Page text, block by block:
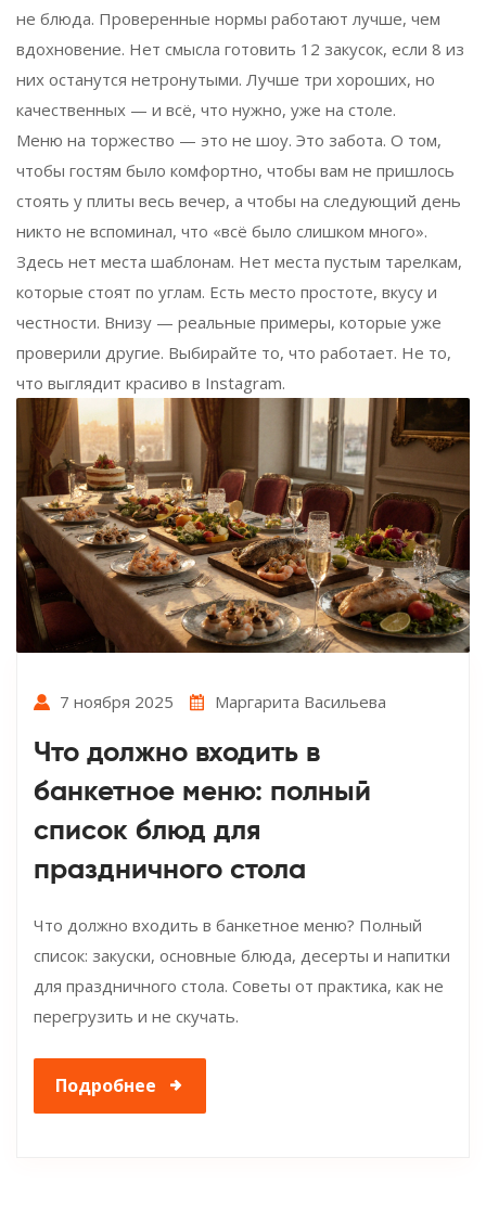
не блюда. Проверенные нормы работают лучше, чем
вдохновение. Нет смысла готовить 12 закусок, если 8 из
них останутся нетронутыми. Лучше три хороших, но
качественных — и всё, что нужно, уже на столе.
Меню на торжество — это не шоу. Это забота. О том,
чтобы гостям было комфортно, чтобы вам не пришлось
стоять у плиты весь вечер, а чтобы на следующий день
никто не вспоминал, что «всё было слишком много».
Здесь нет места шаблонам. Нет места пустым тарелкам,
которые стоят по углам. Есть место простоте, вкусу и
честности. Внизу — реальные примеры, которые уже
проверили другие. Выбирайте то, что работает. Не то,
что выглядит красиво в Instagram.
7 ноября 2025 Маргарита Васильева
Что должно входить в
банкетное меню: полный
список блюд для
праздничного стола
Что должно входить в банкетное меню? Полный
список: закуски, основные блюда, десерты и напитки
для праздничного стола. Советы от практика, как не
перегрузить и не скучать.
Подробнее